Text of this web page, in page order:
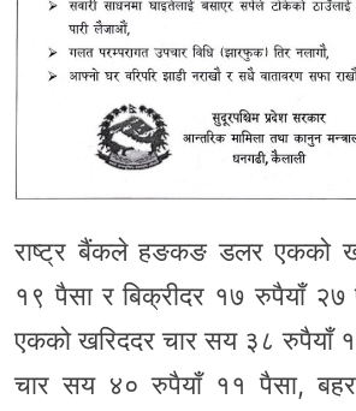
राष्ट्र बैंकले हङकङ डलर एकको
१९ पैसा र बिक्रीदर १७ रुपैयाँ २७
एकको खरिददर चार सय ३८ रुपैयाँ
चार सय ४० रुपैयाँ ११ पैसा,